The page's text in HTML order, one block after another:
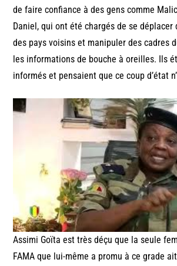
de faire confiance à des gens comme
Daniel, qui ont été chargés de se
des pays voisins et manipuler des cadres
les informations de bouche à oreilles. Ils
informés et pensaient que ce coup d’état
Assimi Goïta est très déçu que la seule
FAMA que lui-même a promu à ce grade